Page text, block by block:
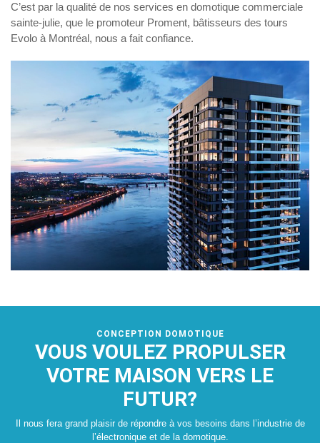
C’est par la qualité de nos services en domotique commerciale
sainte-julie, que le promoteur Proment, bâtisseurs des tours
Evolo à Montréal, nous a fait confiance.
CONCEPTION DOMOTIQUE
VOUS VOULEZ PROPULSER
VOTRE MAISON VERS LE
FUTUR?
Il nous fera grand plaisir de répondre à vos besoins dans l’industrie de
l’électronique et de la domotique.